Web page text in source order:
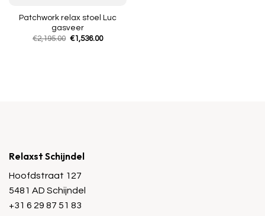
Patchwork relax stoel Luc
gasveer
€2,195.00 Oorspronkelijke
€1,536.00Huidige
Relaxst Schijndel
Hoofdstraat 127
5481 AD Schijndel
+31 6 29 87 51 83